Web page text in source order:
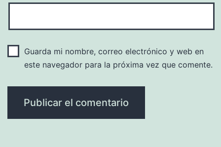
Guarda mi nombre, correo electrónico y web en
este navegador para la próxima vez que comente.